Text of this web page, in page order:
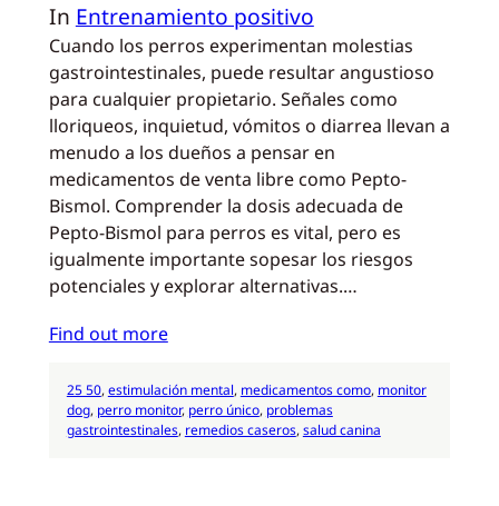
In Entrenamiento positivo
Cuando los perros experimentan molestias
gastrointestinales, puede resultar angustioso
para cualquier propietario. Señales como
lloriqueos, inquietud, vómitos o diarrea llevan a
menudo a los dueños a pensar en
medicamentos de venta libre como Pepto-
Bismol. Comprender la dosis adecuada de
Pepto-Bismol para perros es vital, pero es
igualmente importante sopesar los riesgos
potenciales y explorar alternativas.…
Find out more
25 50, estimulación mental, medicamentos como, monitor
dog, perro monitor, perro único, problemas
gastrointestinales, remedios caseros, salud canina